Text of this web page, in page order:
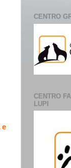
e
CENTRO
CENTRO
LUPI